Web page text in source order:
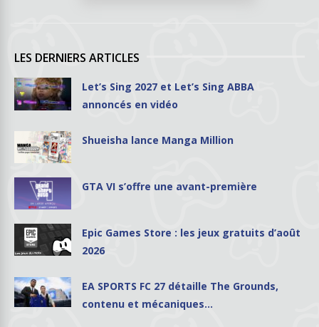
LES DERNIERS ARTICLES
Let’s Sing 2027 et Let’s Sing ABBA
annoncés en vidéo
Shueisha lance Manga Million
GTA VI s’offre une avant-première
Epic Games Store : les jeux gratuits d’août
2026
EA SPORTS FC 27 détaille The Grounds,
contenu et mécaniques…